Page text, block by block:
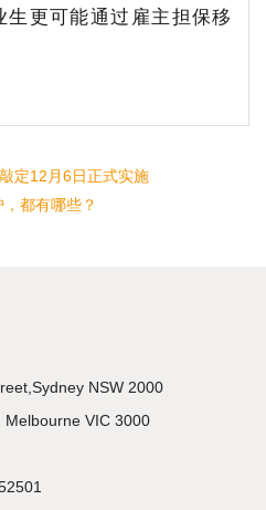
生更可能通过雇主担保移
定12月6日正式实施
都有哪些？
NSW 2000
Melbourne VIC 3000